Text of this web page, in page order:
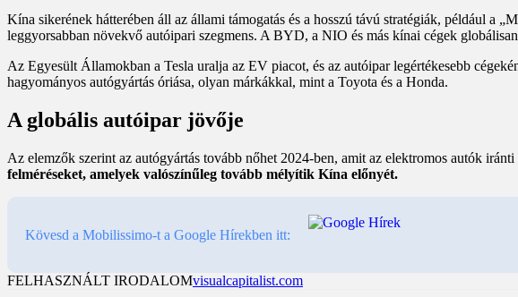
Kína sikerének hátterében áll az állami támogatás és a hosszú távú stratégiák, például a
leggyorsabban növekvő autóipari szegmens. A BYD, a NIO és más kínai cégek
Az Egyesült Államokban a Tesla uralja az EV piacot, és az autóipar legértékesebb
hagyományos autógyártás óriása, olyan márkákkal, mint a Toyota és a Honda.
A globális autóipar jövője
Az elemzők szerint az autógyártás tovább nőhet 2024-ben, amit az elektromos autók
felméréseket, amelyek valószínűleg tovább mélyítik Kína előnyét.
Kövesd a Mobilissimo-t a Google Hírekben itt:
FELHASZNÁLT IRODALOMvisualcapitalist.com